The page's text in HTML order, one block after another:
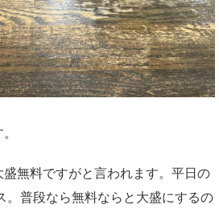
無料ですがと言われます。平日の
。普段なら無料ならと大盛にするの